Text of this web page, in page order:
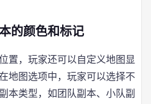
的颜色和标记
置，玩家还可以自定义地图显
地图选项中，玩家可以选择不
本类型，如团队副本、小队副